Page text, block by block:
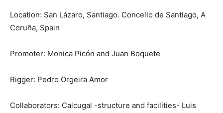
Location: San Lázaro, Santiago. Concello de Santiago, A
Coruña, Spain
Promoter: Monica Picón and Juan Boquete
Rigger: Pedro Orgeira Amor
Collaborators: Calcugal -structure and facilities- Luis